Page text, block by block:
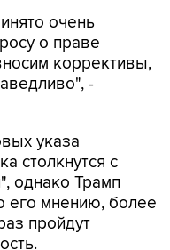
очень
о праве
коррективы,
-
указа
столкнутся с
однако Трамп
его мнению, более
пройдут